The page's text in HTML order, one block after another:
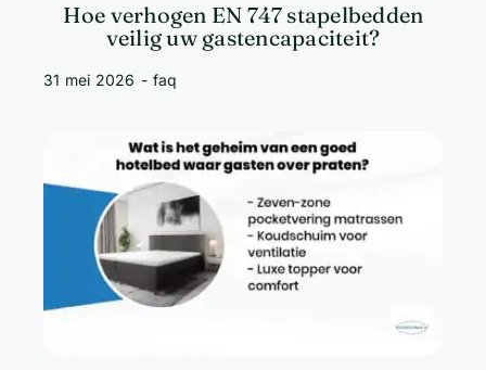
Hoe verhogen EN 747 stapelbedden
veilig uw gastencapaciteit?
31 mei 2026 - faq